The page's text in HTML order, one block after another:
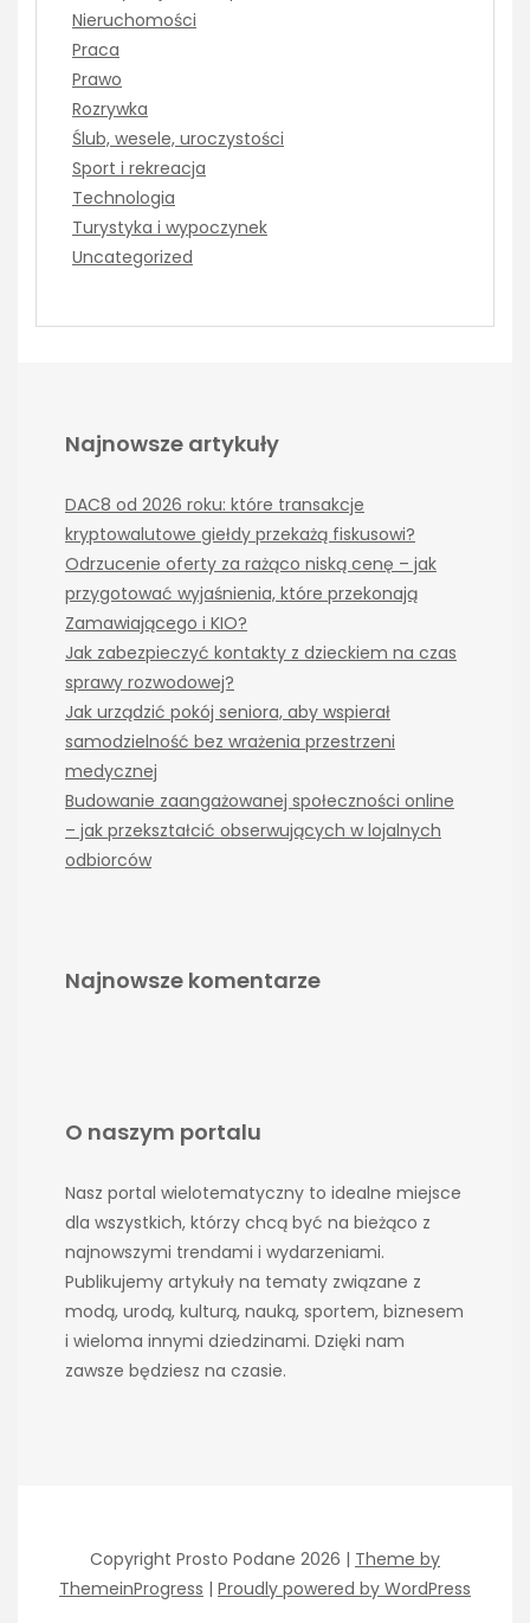
Nieruchomości
Praca
Prawo
Rozrywka
Ślub, wesele, uroczystości
Sport i rekreacja
Technologia
Turystyka i wypoczynek
Uncategorized
Najnowsze artykuły
DAC8 od 2026 roku: które transakcje
kryptowalutowe giełdy przekażą fiskusowi?
Odrzucenie oferty za rażąco niską cenę – jak
przygotować wyjaśnienia, które przekonają
Zamawiającego i KIO?
Jak zabezpieczyć kontakty z dzieckiem na czas
sprawy rozwodowej?
Jak urządzić pokój seniora, aby wspierał
samodzielność bez wrażenia przestrzeni
medycznej
Budowanie zaangażowanej społeczności online
– jak przekształcić obserwujących w lojalnych
odbiorców
Najnowsze komentarze
O naszym portalu
Nasz portal wielotematyczny to idealne miejsce
dla wszystkich, którzy chcą być na bieżąco z
najnowszymi trendami i wydarzeniami.
Publikujemy artykuły na tematy związane z
modą, urodą, kulturą, nauką, sportem, biznesem
i wieloma innymi dziedzinami. Dzięki nam
zawsze będziesz na czasie.
Copyright Prosto Podane 2026 | Theme by
ThemeinProgress | Proudly powered by WordPress